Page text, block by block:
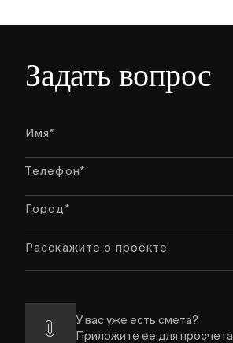
Задать вопрос
У вас уже есть смета?
Приложите ее для просчета